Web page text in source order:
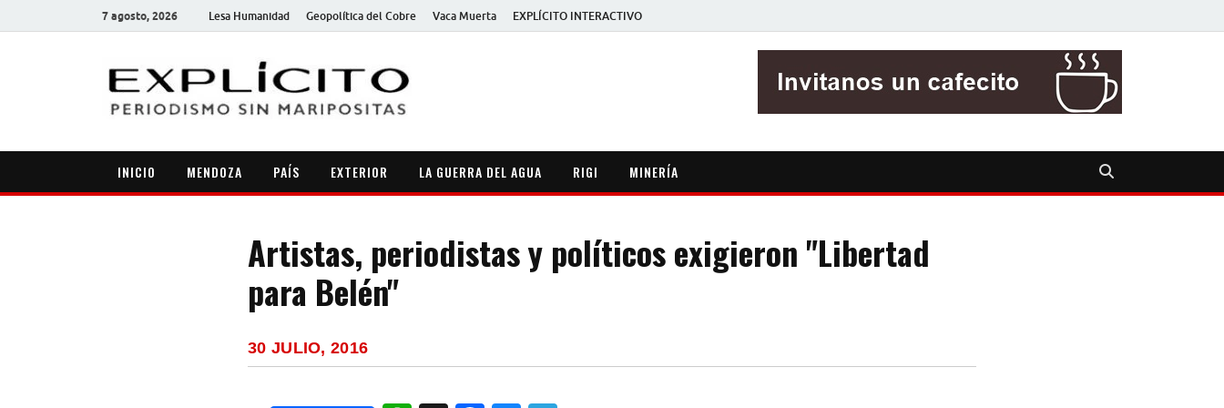
7 agosto, 2026 Lesa Humanidad Geopolítica del Cobre Vaca Muerta EXPLÍCITO INTERACTIVO
INICIO MENDOZA PAÍS EXTERIOR LA GUERRA DEL AGUA RIGI MINERÍA
Artistas, periodistas y políticos exigieron "Libertad
para Belén"
30 JULIO, 2016